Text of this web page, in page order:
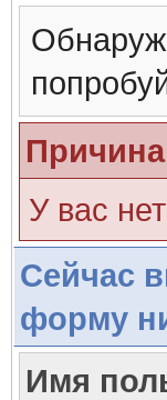
У вас
Сейчас
форму
Имя